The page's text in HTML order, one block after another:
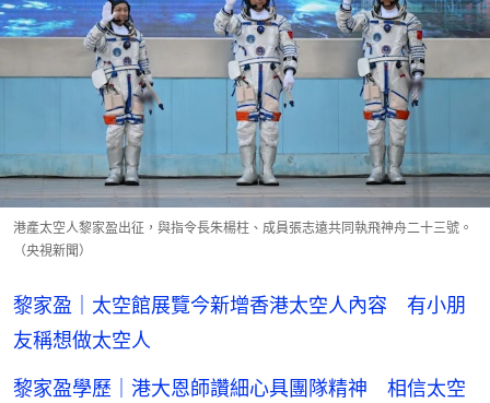
港產太空人黎家盈出征，與指令長朱楊柱、成員張志遠共同執飛神舟二十三號。
（央視新聞）
黎家盈｜太空館展覽今新增香港太空人內容 有小朋
友稱想做太空人
黎家盈學歷｜港大恩師讚細心具團隊精神 相信太空